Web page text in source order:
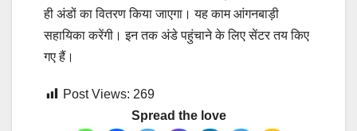
ही अंडों का वितरण किया जाएगा। यह काम आंगनबाड़ी
सहायिका करेंगी। इन तक अंडे पहुंचाने के लिए सेंटर तय किए
गए हैं।
Post Views: 269
Spread the love